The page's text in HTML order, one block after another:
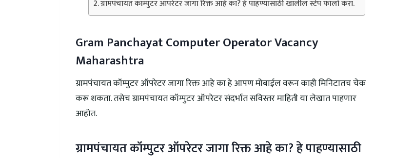
ग्रामपंचायत कॉम्पुटर ऑपरेटर जागा रिक्त आहे का? हे पाहण्यासाठी खालील स्टेप फॉलो करा.
Gram Panchayat Computer Operator Vacancy
Maharashtra
ग्रामपंचायत कॉम्पुटर ऑपरेटर जागा रिक्त आहे का हे आपण मोबाईल वरून काही मिनिटातच चेक
करू शकता. तसेच ग्रामपंचायत कॉम्पुटर ऑपरेटर संदर्भात सविस्तर माहिती या लेखात पाहणार
आहोत.
ग्रामपंचायत कॉम्पुटर ऑपरेटर जागा रिक्त आहे का? हे पाहण्यासाठी